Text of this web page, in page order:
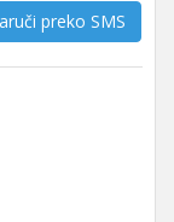
preko SMS